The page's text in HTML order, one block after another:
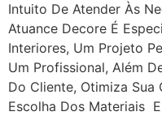
Intuito De Atender Às
Atuance Decore É
Interiores, Um Projeto
Um Profissional, Além
Do Cliente, Otimiza Sua
Escolha Dos Materiais